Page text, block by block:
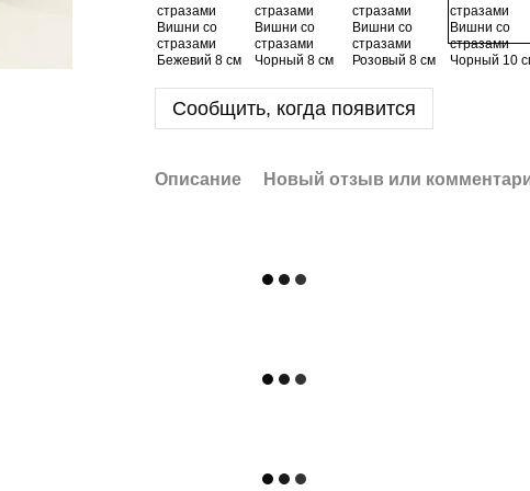
Сообщить, когда появится
Описание Новый отзыв или